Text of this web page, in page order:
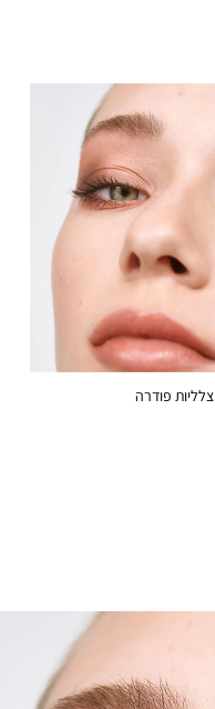
צלליות פודרה